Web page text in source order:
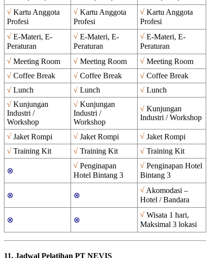
√ Kartu Anggota
Profesi
√ Kartu Anggota
Profesi
√ Kartu Anggota
Profesi
√ E-Materi, E-
Peraturan
√ E-Materi, E-
Peraturan
√ E-Materi, E-
Peraturan
√ Meeting Room √ Meeting Room √ Meeting Room
√ Coffee Break √ Coffee Break √ Coffee Break
√ Lunch √ Lunch √ Lunch
√ Kunjungan
Industri /
Workshop
√ Kunjungan
Industri /
Workshop
√ Kunjungan
Industri / Workshop
√ Jaket Rompi √ Jaket Rompi √ Jaket Rompi
√ Training Kit √ Training Kit √ Training Kit
⊗
√ Penginapan
Hotel Bintang 3
√ Penginapan Hotel
Bintang 3
⊗ ⊗
√ Akomodasi –
Hotel / Bandara
⊗ ⊗
√ Wisata 1 hari,
Maksimal 3 lokasi
11. Jadwal Pelatihan PT NEVIS